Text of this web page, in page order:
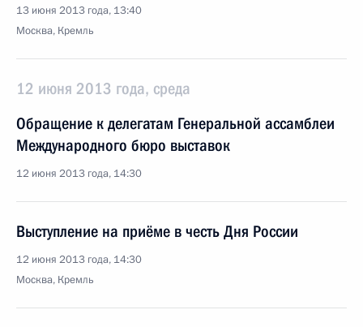
13 июня 2013 года, 13:40
Москва, Кремль
12 июня 2013 года, среда
Обращение к делегатам Генеральной ассамблеи
Международного бюро выставок
12 июня 2013 года, 14:30
Выступление на приёме в честь Дня России
12 июня 2013 года, 14:30
Москва, Кремль